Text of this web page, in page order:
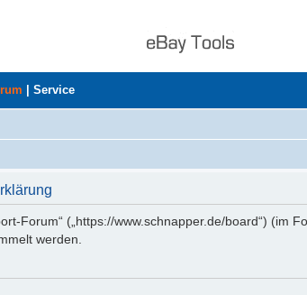
Service
Forum“ („https://www.schnapper.de/board“) (im
werden.